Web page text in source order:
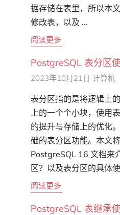
据存储在表里，所以本
修改表，以及 …
阅读更多
PostgreSQL 表分区
2023年10月21日 计算机
表分区指的是将逻辑上
上的一个个小块，使用
的提升与存储上的优化
础的表分区功能。本文
PostgreSQL 16 文档来
区？以及表分区的具体
阅读更多
PostgreSQL 表继承